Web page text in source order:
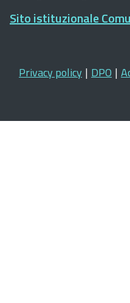
Sito istituzionale
Privacy policy | DPO |